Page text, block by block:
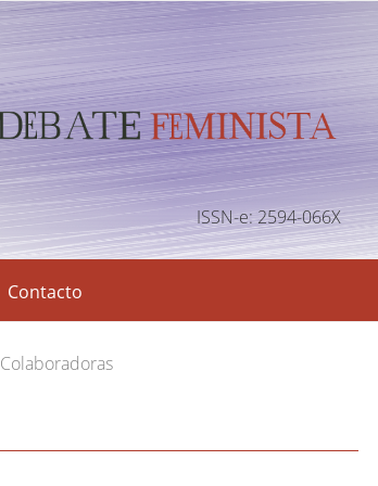
ISSN-e: 2594-066X
Contacto
Colaboradoras